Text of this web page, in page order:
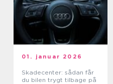
01. januar 2026
Skadecenter: sådan får
du bilen trygt tilbage på